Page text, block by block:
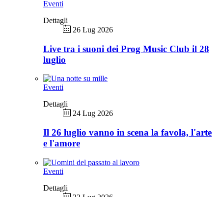
Eventi
Dettagli
26 Lug 2026
Live tra i suoni dei Prog Music Club il 28
luglio
Eventi
Dettagli
24 Lug 2026
Il 26 luglio vanno in scena la favola, l'arte
e l'amore
Eventi
Dettagli